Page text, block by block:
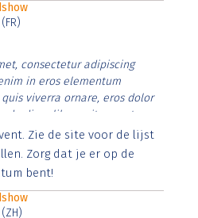
consectetur adipiscing
in eros elementum
viverra ornare, eros dolor
diam libero vitae erat.
cursus id rutrum lorem
risus tristique posuere.
Zie de site voor de lijst
Zorg dat je er op de
bent!